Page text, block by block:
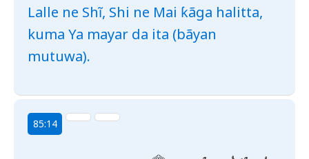
Lalle ne Shĩ, Shi ne Mai ƙãga halitta,
kuma Ya mayar da ita (bãyan
mutuwa).
85:14